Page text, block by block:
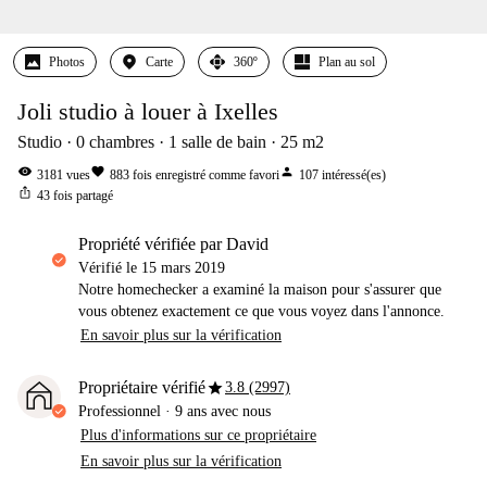
Photos Carte 360º Plan au sol
Joli studio à louer à Ixelles
Studio 0 chambres 1 salle de bain 25 m2
visibility 3181 vuesfavorite 883 fois enregistré comme favoriperson 107 intéressé(es)
ios_share 43 fois partagé
propriété vérifiée par David
Vérifié le 15 mars 2019
Notre homechecker a examiné la maison pour s'assurer que
vous obtenez exactement ce que vous voyez dans l'annonce.
En savoir plus sur la vérification
Propriétaire vérifiéstar3.8 (2997)
Professionnel · 9 ans avec nous
Plus d'informations sur ce propriétaire
En savoir plus sur la vérification